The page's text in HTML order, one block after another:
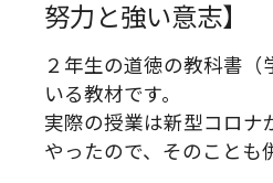
努力と強い意志】
２年生の道徳の教科書（
いる教材です。
実際の授業は新型コロナ
やったので、そのことも